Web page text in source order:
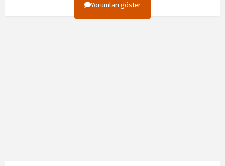
Yorumları göster